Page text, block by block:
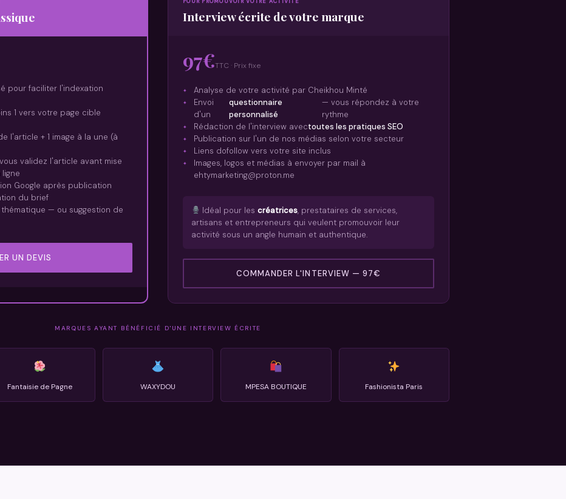
pour faciliter l'indexation
1 vers votre page cible
l'article + 1 image à la une (à
validez l'article avant mise
ligne
Google après publication
du brief
— ou suggestion de
UN DEVIS
Interview écrite de votre marque
97€TTC · Prix fixe
Analyse de votre activité par Cheikhou Minté
Envoi
d'un
questionnaire
personnalisé
— vous répondez à votre
rythme
Rédaction de l'interview avectoutes les pratiques SEO
Publication sur l'un de nos médias selon votre secteur
Liens dofollow vers votre site inclus
Images, logos et médias à envoyer par mail à
ehtymarketing@proton.me
Idéal pour lescréatrices, prestataires de services,
artisans et entrepreneurs qui veulent promouvoir leur
activité sous un angle humain et authentique.
COMMANDER L'INTERVIEW — 97€
MARQUES AYANT BÉNÉFICIÉ D'UNE INTERVIEW ÉCRITE
Fantaisie de Pagne WAXYDOU MPESA BOUTIQUE Fashionista Paris